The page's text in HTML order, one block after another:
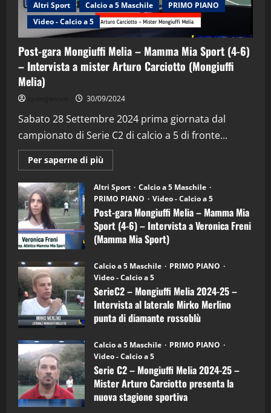
Altri Sport Calcio a 5 Maschile
PRIMO PIANO
Video - Calcio a 5
Post-gara Mongiuffi Melia – Mamma Mia Sport (4-6)
– Intervista a mister Arturo Carciotto (Mongiuffi
Melia)
30/09/2024
Sabato 28 Settembre 2024 prima giornata dal
campionato di Serie C2 di calcio a 5 di fronte...
Per saperne di più
informazioni
Post-
gara
Mongiuffi
Melia
–
Mamma
Mia
Sport
6)
–
Intervista
a
mister
Arturo
Carciotto
(Mongiuffi
Altri Sport
Calcio a 5 Maschile
PRIMO PIANO
Video - Calcio a 5
Post-gara Mongiuffi Melia – Mamma Mia
Sport (4-6) – Intervista a Veronica Freni
(Mamma Mia Sport)
Calcio a 5 Maschile
PRIMO PIANO
Video - Calcio a 5
SerieC2 – Mongiuffi Melia 2024-25 –
Intervista al laterale Mirko Merlino
punta di diamante rossoblù
Calcio a 5 Maschile
PRIMO PIANO
Video - Calcio a 5
Serie C2 – Mongiuffi Melia 2024-25 –
Mister Arturo Carciotto presenta la
nuova stagione sportiva
2
“SportEmpire” in Podcast: 29^ Puntata
(Martedi 28 Aprile 2026)
28/04/2026
3
"SportEmpire" in Podcast
“SportEmpire” in Podcast: 28^ Puntata
(Martedi 21 Aprile 2026)
21/04/2026
4
“SportEmpire” in Podcast: 27^ Puntata
(Martedi 14 Aprile 2026)
15/04/2026
5
“SportEmpire” in Podcast: 26^ Puntata
(Martedi 07 Aprile 2026)
08/04/2026